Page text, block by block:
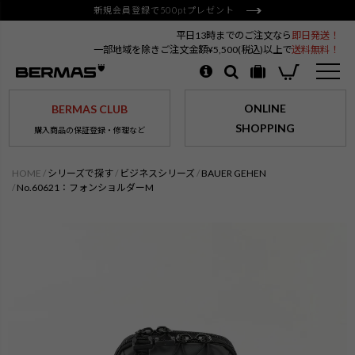
新規会員登録で500ptプレゼント
平日13時までのご注文なら 即日発送！
一部地域を除きご注文金額¥5,500(税込)以上で送料無料！
BERMAS CLUB
購入商品の保証登録・修理など
ONLINE
SHOPPING
HOME シリーズで探す ビジネスシリーズ
BAUER GEHEN
No.60621：フォンショルダーM